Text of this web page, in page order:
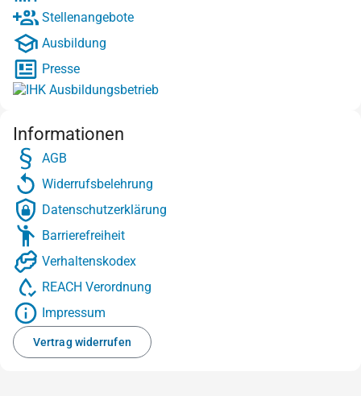
Stellenangebote
Ausbildung
Presse
Informationen
AGB
Widerrufsbelehrung
Datenschutzerklärung
Barrierefreiheit
Verhaltenskodex
REACH Verordnung
Impressum
Vertrag widerrufen